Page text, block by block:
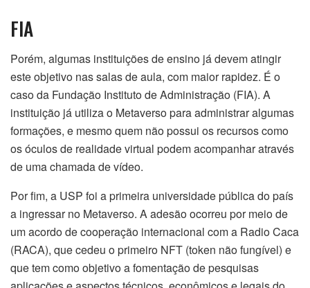
FIA
Porém, algumas instituições de ensino já devem atingir
este objetivo nas salas de aula, com maior rapidez. É o
caso da Fundação Instituto de Administração (FIA). A
instituição já utiliza o Metaverso para administrar algumas
formações, e mesmo quem não possui os recursos como
os óculos de realidade virtual podem acompanhar através
de uma chamada de vídeo.
Por fim, a USP foi a primeira universidade pública do país
a ingressar no Metaverso. A adesão ocorreu por meio de
um acordo de cooperação internacional com a Radio Caca
(RACA), que cedeu o primeiro NFT (token não fungível) e
que tem como objetivo a fomentação de pesquisas